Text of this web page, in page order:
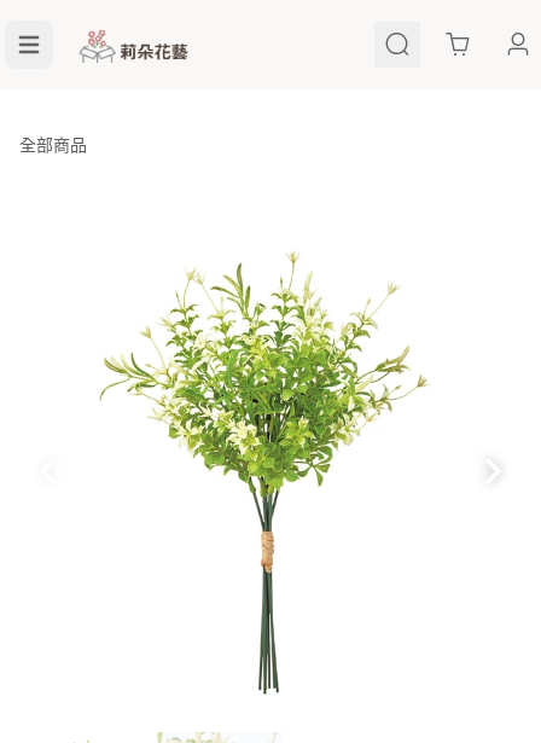
Cart
全部商品